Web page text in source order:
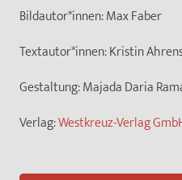
Bildautor*innen:Max Faber
Textautor*innen:Kristin
Gestaltung:Majada Daria
Verlag:Westkreuz-Verlag